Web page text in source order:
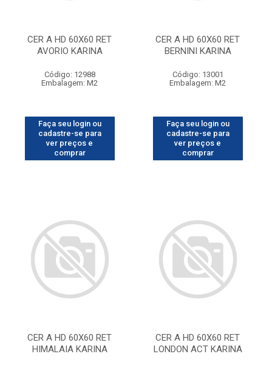
CER A HD 60X60 RET
AVORIO KARINA
Código: 12988
Embalagem: M2
Faça seu login ou
cadastre-se para
ver preços e
comprar
CER A HD 60X60 RET
BERNINI KARINA
Código: 13001
Embalagem: M2
Faça seu login ou
cadastre-se para
ver preços e
comprar
CER A HD 60X60 RET
HIMALAIA KARINA
CER A HD 60X60 RET
LONDON ACT KARINA